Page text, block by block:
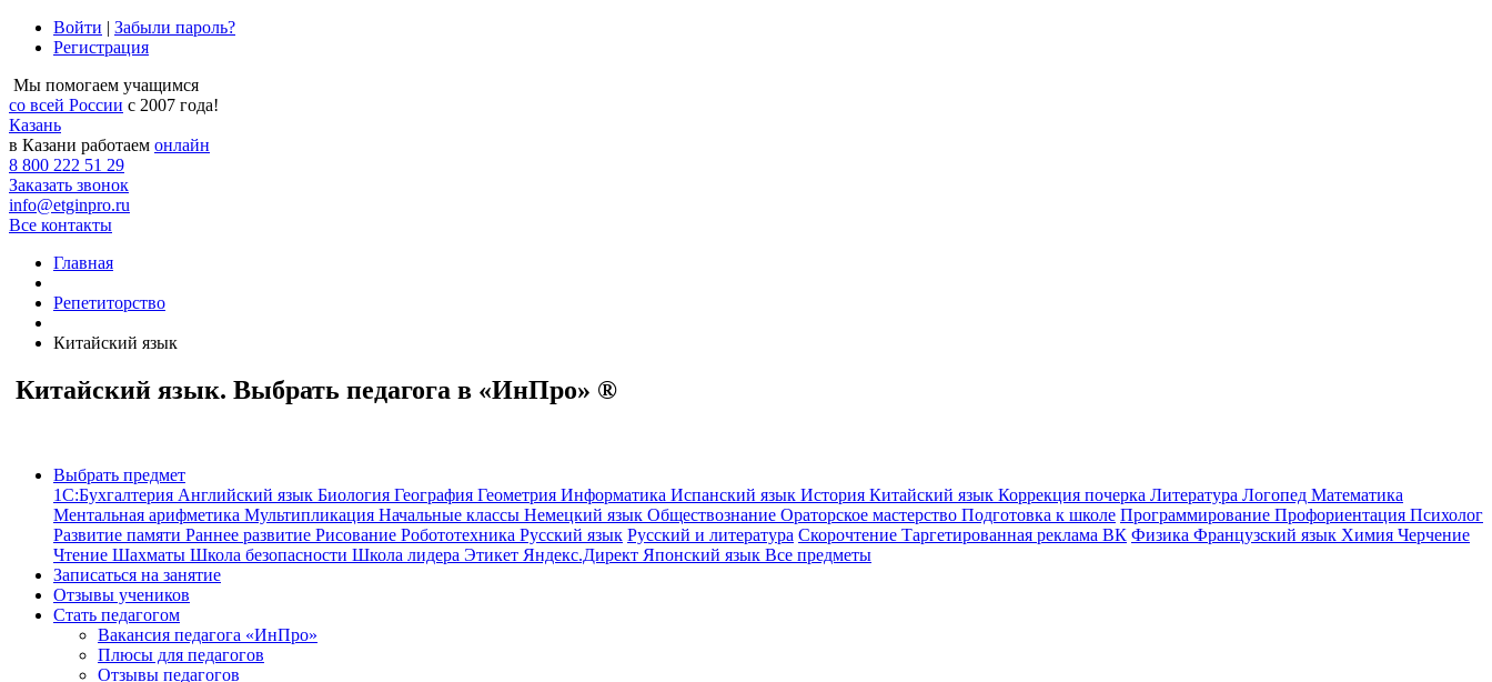
Войти | Забыли пароль?
Регистрация
Мы помогаем учащимся
со всей России с 2007 года!
Казань
в Казани работаем онлайн
8 800 222 51 29
Заказать звонок
info@etginpro.ru
Все контакты
Главная
Репетиторство
Китайский язык
Китайский язык. Выбрать педагога в «ИнПро» ®
Выбрать предмет
1С:Бухгалтерия Английский язык Биология География Геометрия Информатика Испанский язык История Китайский язык Коррекция почерка Литература Логопед Математика
Ментальная арифметика Мультипликация Начальные классы Немецкий язык Обществознание Ораторское мастерство Подготовка к школе Программирование Профориентация Психолог
Развитие памяти Раннее развитие Рисование Робототехника Русский язык Русский и литература Скорочтение Таргетированная реклама ВК Физика Французский язык Химия Черчение
Чтение Шахматы Школа безопасности Школа лидера Этикет Яндекс.Директ Японский язык Все предметы
Записаться на занятие
Отзывы учеников
Стать педагогом
Вакансия педагога «ИнПро»
Плюсы для педагогов
Отзывы педагогов